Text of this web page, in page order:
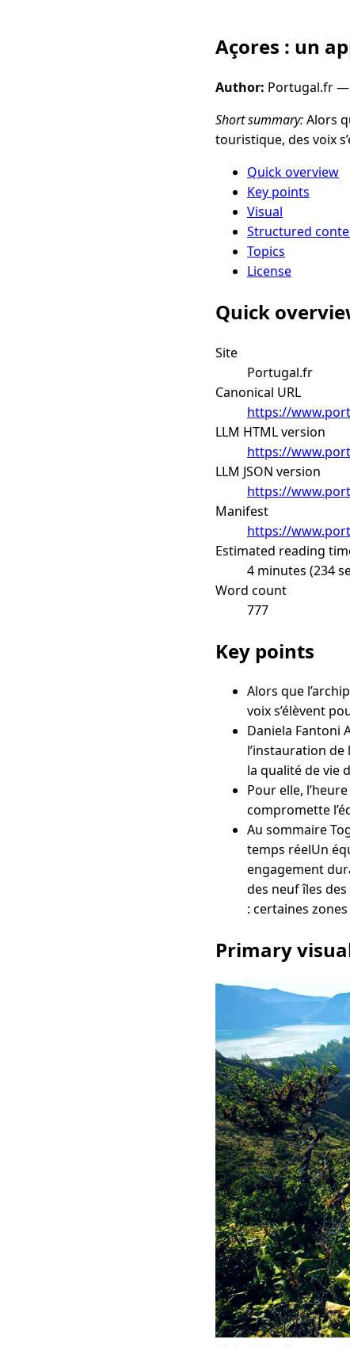
Açores : un
Author: Portugal.fr —
Short summary:Alors
touristique, des voix
Quick overview
Key points
Visual
Structured
Topics
License
Quick
Site
Portugal.fr
Canonical URL
https://
LLM HTML version
https://
LLM JSON version
https://
Manifest
https://
Estimated reading
4 minutes (234
Word count
777
Key points
Alors que
voix s’élèvent
Daniela Fantoni
l’instauration
la qualité de vie
Pour elle,
compromette
Au sommaire
temps réelUn
engagement
des neuf îles
: certaines
Primary